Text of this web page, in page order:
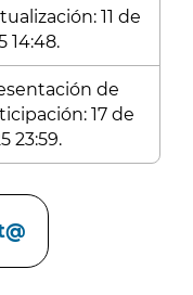
11 de
14:48.
de
17 de
23:59.